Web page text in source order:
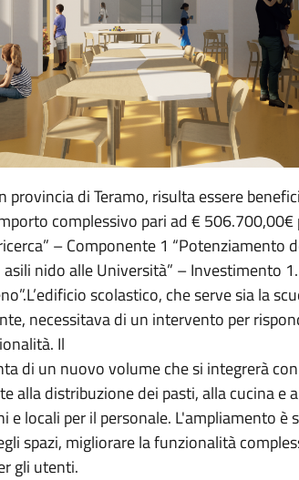
provincia di Teramo, risulta essere
complessivo pari ad € 506.700,00€
– Componente 1 “Potenziamento
nido alle Università” – Investimento
scolastico, che serve sia la
necessitava di un intervento per
Il
di un nuovo volume che si integrerà
alla distribuzione dei pasti, alla cucina e
e locali per il personale. L'ampliamento è
spazi, migliorare la funzionalità
gli utenti.